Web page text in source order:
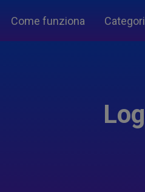
Come funziona